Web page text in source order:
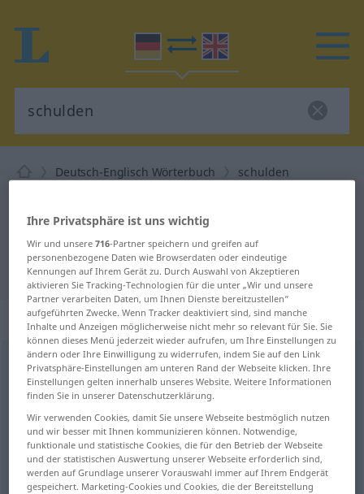
Deutsch-Englisch Wörterbuch schulden
"schulden"
"schulden" Englisch Übersetzung
„schulden“: transitives Verb
schulden [ˈʃʊldən]v/t <h>
Übersicht aller Übersetzungen
(Für mehr Details die Übersetzung anklicken/antippen)
to owe... he still owes me 20 euros...
Ihre Privatsphäre ist uns wichtig
Wir und unsere716-Partner speichern und greifen auf
personenbezogene Daten wie Browserdaten oder eindeutige
Kennungen auf Ihrem Gerät zu. Durch Auswahl von Akzeptieren
aktivieren Sie Tracking-Technologien für die unter „Wir und unsere
Partner verarbeiten Daten, um Ihnen Dienste bereitzustellen“
aufgeführten Zwecke. Wenn Tracker deaktiviert sind, sind manche
Inhalte und Anzeigen möglicherweise nicht mehr so relevant für Sie. Sie
können dieses Menü jederzeit wieder aufrufen, um Ihre Einstellungen zu
ändern oder Ihre Einwilligung zu widerrufen, indem Sie auf den Link
Privatsphäre-Einstellungen am unteren Rand der Webseite klicken. Ihre
Einstellungen gelten innerhalb unseres Website. Weitere Informationen
finden Sie in unserer Datenschutzerklärung.
Wir verwenden Cookies, damit Sie unsere Webseite bestmöglich nutzen
und wir besser mit Ihnen kommunizieren können. Notwendige,
funktionale und statistische Cookies, die für den Betrieb der Webseite
und der statistischen Auswertung unserer Webseite erforderlich sind,
werden auf Grundlage unserer Vorauswahl immer auf Ihrem Endgerät
gespeichert. Marketing-Cookies und Cookies, die der Bereitstellung